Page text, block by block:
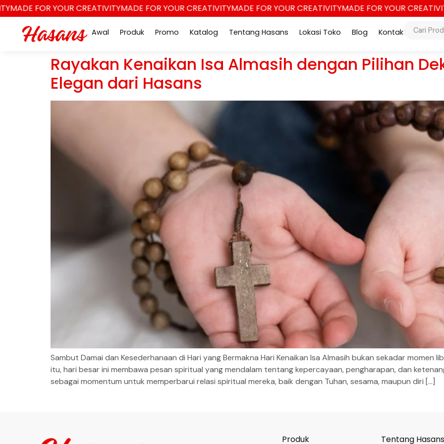
FOR YOUR CREATIVITYMADE FOR YOUR CREATIVITYMADE FOR YOUR CREATIVITYMADE FOR YOUR CREATIVITY
Awal Produk Promo Katalog Tentang Hasans Lokasi Toko Blog Kontak
Rayakan Kenaikan Isa Almasih dengan Pilihan
Elegan dari Hasans
Sambut Damai dan Kesederhanaan di Hari yang Bermakna Hari Kenaikan Isa Almasih bukan sekadar momen
itu, hari besar ini membawa pesan spiritual yang mendalam tentang kepercayaan, pengharapan, dan
sebagai momentum untuk memperbarui relasi spiritual mereka, baik dengan Tuhan, sesama, maupun diri […]
Produk Tentang Hasans